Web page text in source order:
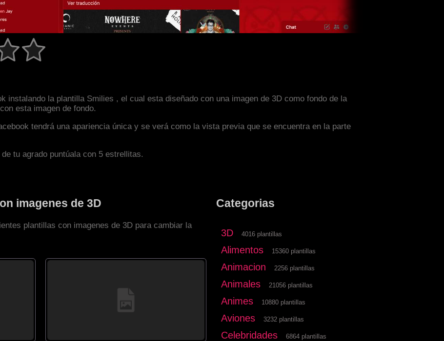
instalando la plantilla Smilies , el cual esta diseñado con una imagen de 3D como fondo de la
esta imagen de fondo.
tendrá una apariencia única y se verá como la vista previa que se encuentra en la parte
tu agrado puntúala con 5 estrellitas.
imagenes de 3D
plantillas con imagenes de 3D para cambiar la
Categorias
3D 4016 plantillas
Alimentos 15360 plantillas
Animacion 2256 plantillas
Animales 21056 plantillas
Animes 10880 plantillas
Aviones 3232 plantillas
Celebridades 6864 plantillas